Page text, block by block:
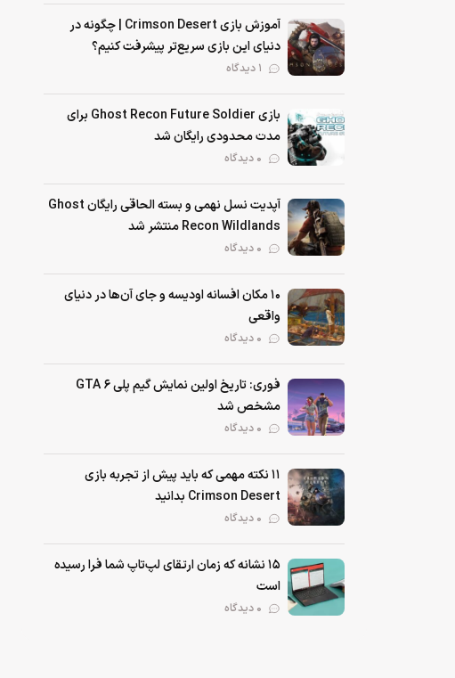
آموزش بازی Crimson Desert | چگونه در
دنیای این بازی سریع‌تر پیشرفت کنیم؟
بازی Ghost Recon Future Soldier برای
مدت محدودی رایگان شد
آپدیت نسل نهمی و بسته الحاقی رایگان Ghost
Recon Wildlands منتشر شد
۱۰ مکان افسانه اودیسه و جای آن‌ها در دنیای
واقعی
فوری: تاریخ اولین نمایش گیم پلی GTA 6
مشخص شد
۱۱ نکته‌ مهمی که باید پیش از تجربه بازی
Crimson Desert بدانید
۱۵ نشانه که زمان ارتقای لپ‌تاپ شما فرا رسیده
است